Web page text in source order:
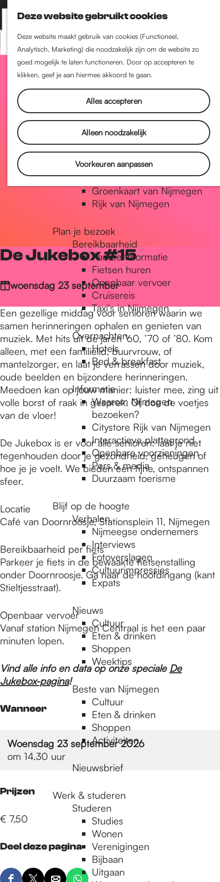
Deze website gebruikt cookies
Deze website maakt gebruik van cookies (Functioneel,
Analytisch, Marketing) die noodzakelijk zijn om de website zo
goed mogelijk te laten functioneren. Door op accepteren te
klikken, geef je aan hiermee akkoord te gaan.
Alles accepteren
Alleen noodzakelijk
Voorkeuren aanpassen
Z
o
e
k
e
K
a
a
r
t
M
e
n
Nijmegen-Nieuw-West
Nijmegen-Oud-West
Dukenburg
Lindenholt
Historie
De oudste stad van
Nederland
Historische tijdlijn
Romeinse Limes
Vrede van Nijmegen Penning
Natuur in Nijmegen
Groenkaart van Nijmegen
Rijk van Nijmegen
Plan je bezoek
Bereikbaarheid
Parkeerinformatie
Fietsen huren
Openbaar vervoer
Cruisereis
Taxi's in Nijmegen
Overnachten
Hotels
Bed & breakfast
Informatie
Waarom Nijmegen
bezoeken?
Citystore Rijk van Nijmegen
Interactieve plattegrond
Openbare voorzieningen
Pers & media
Duurzaam toerisme
Blijf op de hoogte
Verhalen
Nijmeegse ondernemers
Interviews
Fotoverslagen
Cultuurimpressies
Expats
Nieuws
Cultuur
Eten & drinken
Shoppen
Weektips
Beste van Nijmegen
Cultuur
Eten & drinken
Shoppen
Activiteiten
Nieuwsbrief
Werk & studeren
Studeren
Studies
Wonen
Verenigingen
Bijbaan
Uitgaan
De Jukebox #15
woensdag 23 september
Een gezellige middag voor senioren waarin we
samen herinneringen ophalen en genieten van
muziek. Met hits uit de jaren ’60, ’70 of ’80. Kom
alleen, met een familielid, buurvrouw, of
mantelzorger, en laat je verrassen door muziek,
oude beelden en bijzondere herinneringen.
Meedoen kan op jouw manier: luister mee, zing uit
volle borst of raak in gesprek. Of doe de voetjes
van de vloer!
De Jukebox is er voor álle senioren: laat je niet
tegenhouden door je gezondheid, geheugen of
hoe je je voelt. We bieden een fijne, ontspannen
sfeer.
Locatie
Café van Doornroosje, Stationsplein 11, Nijmegen
Bereikbaarheid per fiets
Parkeer je fiets in de bewaakte fietsenstalling
onder Doornroosje. Ga naar de hoofdingang (kant
Stieltjesstraat).
Openbaar vervoer
Vanaf station Nijmegen Centraal is het een paar
minuten lopen.
Vind alle info en data op onze speciale De
Jukebox-pagina!
Wanneer
Woensdag 23 september 2026
om 14.30 uur
Prijzen
€ 7,50
Deel deze pagina